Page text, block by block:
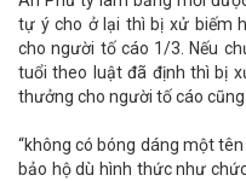
tự ý cho ở lại thì bị xử biếm
cho người tố cáo 1/3. Nếu
tuổi theo luật đã định thì bị
thưởng cho người tố cáo cũng
“không có bóng dáng một
bảo hộ dù hình thức như